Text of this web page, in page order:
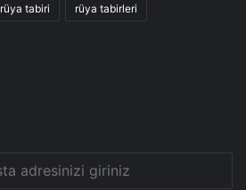
rüya tabiri rüya tabirleri